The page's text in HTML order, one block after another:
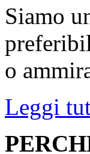
Siamo
o
Leggi